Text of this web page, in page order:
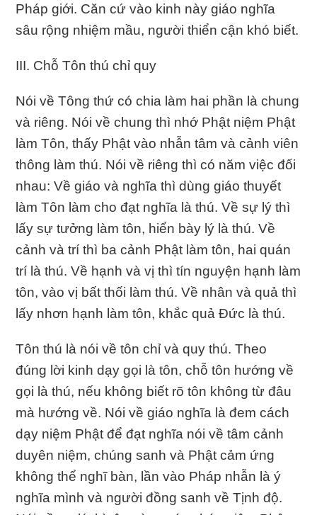
Pháp giới. Căn cứ vào kinh này giáo nghĩa
sâu rộng nhiệm mầu, người thiển cận khó biết.
III. Chỗ Tôn thú chỉ quy
Nói về Tông thứ có chia làm hai phần là chung
và riêng. Nói về chung thì nhớ Phật niệm Phật
làm Tôn, thấy Phật vào nhẫn tâm và cảnh viên
thông làm thú. Nói về riêng thì có năm việc đối
nhau: Về giáo và nghĩa thì dùng giáo thuyết
làm Tôn làm cho đạt nghĩa là thú. Về sự lý thì
lấy sự tưởng làm tôn, hiển bày lý là thú. Về
cảnh và trí thì ba cảnh Phật làm tôn, hai quán
trí là thú. Về hạnh và vị thì tín nguyện hạnh làm
tôn, vào vị bất thối làm thú. Về nhân và quả thì
lấy nhơn hạnh làm tôn, khắc quả Đức là thú.
Tôn thú là nói về tôn chỉ và quy thú. Theo
đúng lời kinh dạy gọi là tôn, chỗ tôn hướng về
gọi là thú, nếu không biết rõ tôn không từ đâu
mà hướng về. Nói về giáo nghĩa là đem cách
dạy niệm Phật để đạt nghĩa nói về tâm cảnh
duyên niệm, chúng sanh và Phật cảm ứng
không thể nghĩ bàn, lần vào Pháp nhẫn là ý
nghĩa mình và người đồng sanh về Tịnh độ.